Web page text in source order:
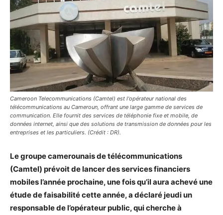
Cameroon Telecommunications (Camtel) est l'opérateur national des
télécommunications au Cameroun, offrant une large gamme de services de
communication. Elle fournit des services de téléphonie fixe et mobile, de
données internet, ainsi que des solutions de transmission de données pour les
entreprises et les particuliers. (Crédit : DR).
Le groupe camerounais de télécommunications
(Camtel) prévoit de lancer des services financiers
mobiles l’année prochaine, une fois qu’il aura achevé une
étude de faisabilité cette année, a déclaré jeudi un
responsable de l’opérateur public, qui cherche à